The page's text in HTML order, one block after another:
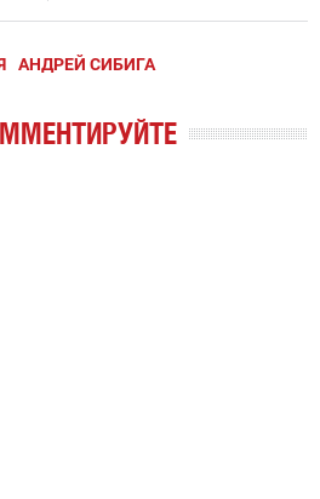
АНДРЕЙ СИБИГА